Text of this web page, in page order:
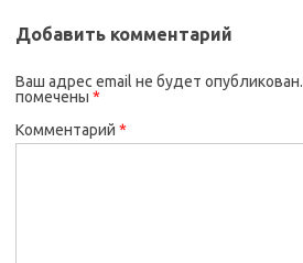
Добавить комментарий
Ваш адрес email не будет опубликован.
помечены *
Комментарий *